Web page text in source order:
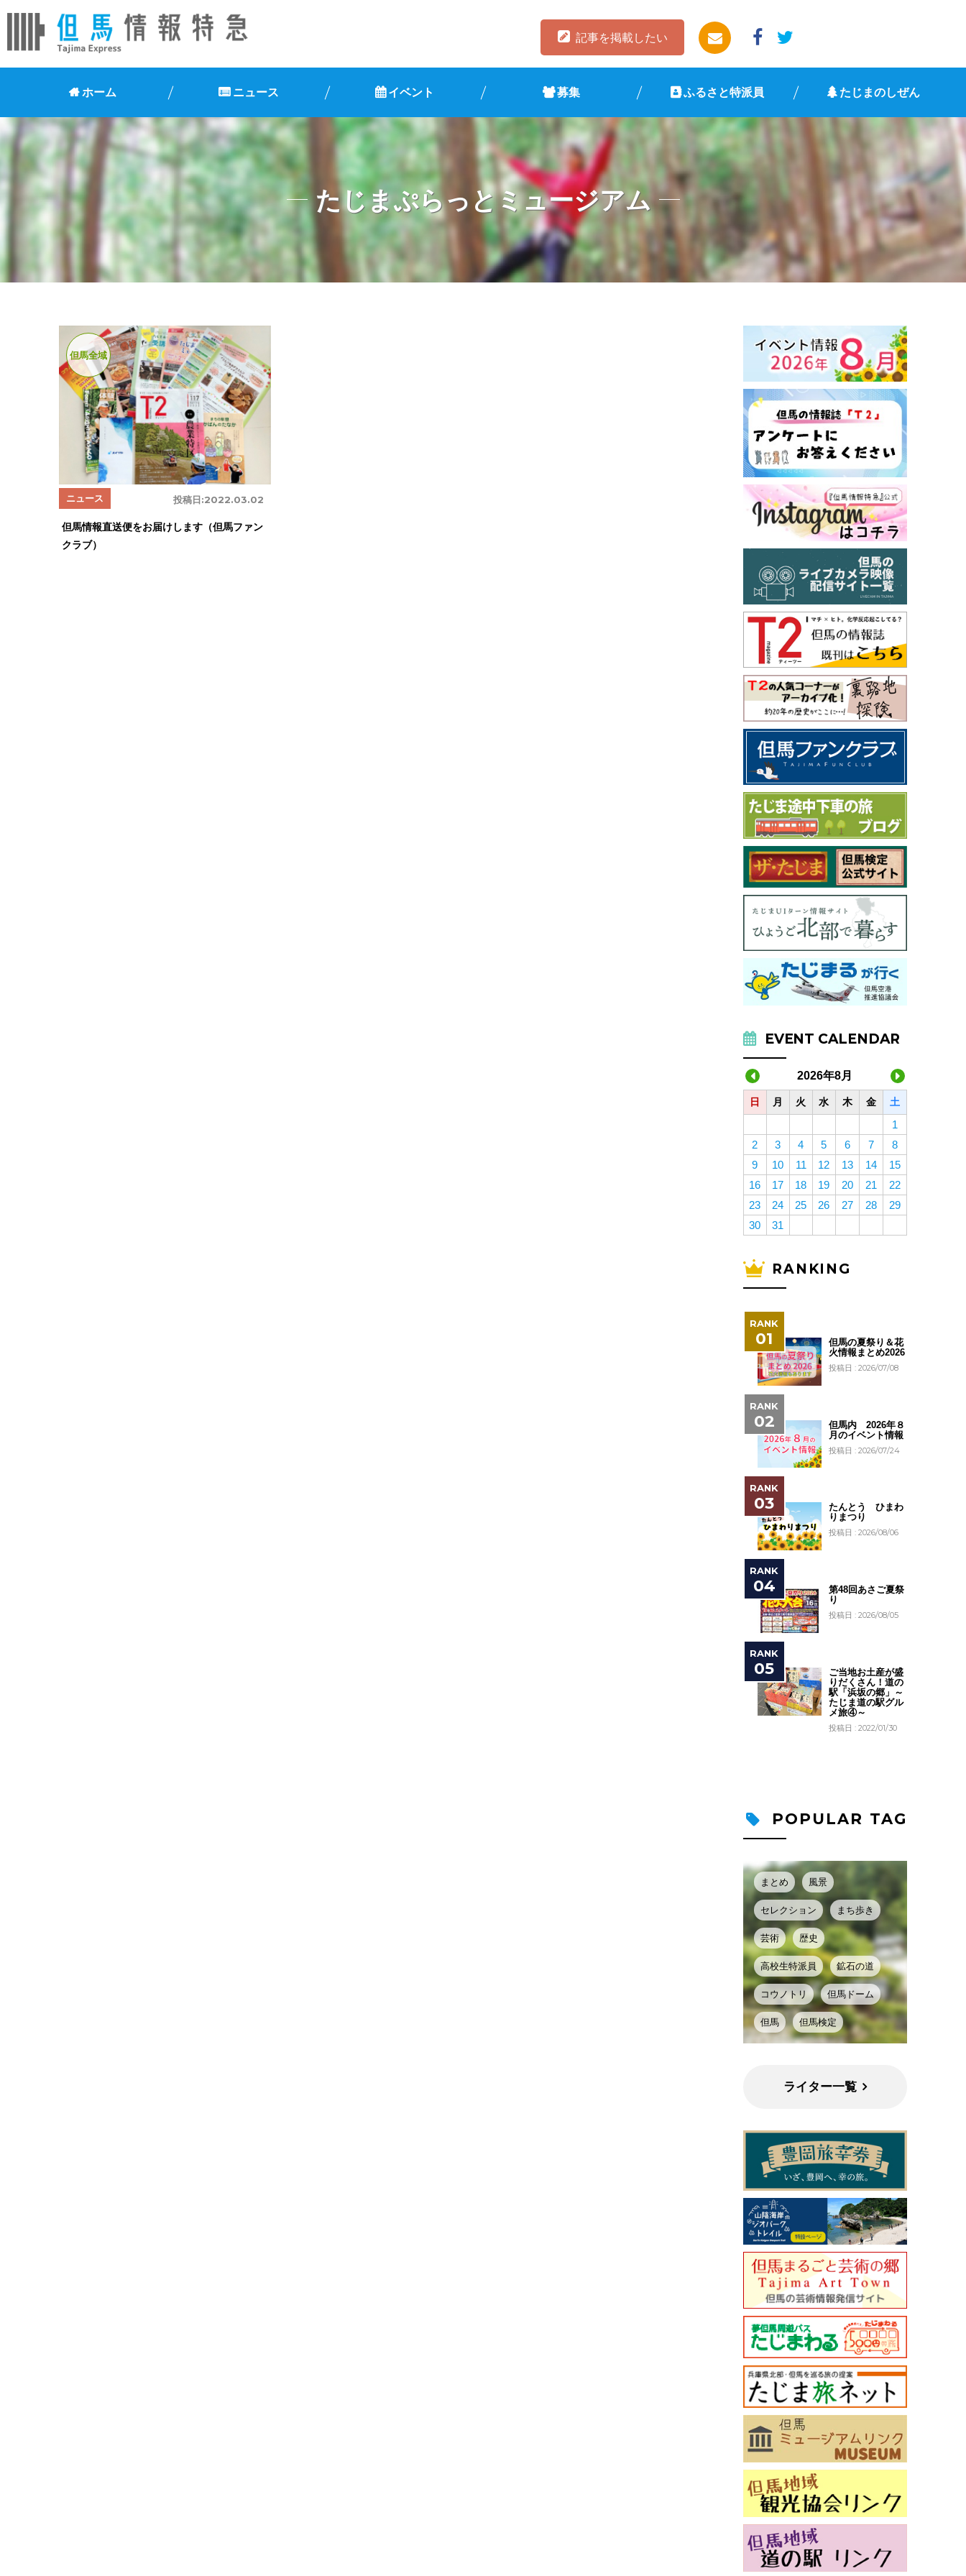
記事を掲載したい
ホーム ニュース イベント 募集 ふるさと特派員 たじまのしぜん
たじまぷらっとミュージアム
但馬全域
投稿日:2022.03.02
ニュース
但馬情報直送便をお届けします（但馬ファン
クラブ）
EVENT CALENDAR
2026年8月
日 月 火 水 木 金 土
1
2
3 4 5 6 7
8
9
10 11 12 13 14
15
16
17 18 19 20 21
22
23
24 25 26 27 28
29
30
31
RANKING
但馬の夏祭り＆花
火情報まとめ2026
投稿日 : 2026/07/08
但馬内 2026年８
月のイベント情報
投稿日 : 2026/07/24
たんとう ひまわ
りまつり
投稿日 : 2026/08/06
第48回あさご夏祭
り
投稿日 : 2026/08/05
ご当地お土産が盛
りだくさん！道の
駅「浜坂の郷」～
たじま道の駅グル
メ旅④～
投稿日 : 2022/01/30
POPULAR TAG
まとめ 風景
セレクション まち歩き
芸術 歴史
高校生特派員 鉱石の道
コウノトリ 但馬ドーム
但馬 但馬検定
ライター一覧